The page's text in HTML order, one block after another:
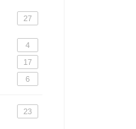
27
4
17
6
23